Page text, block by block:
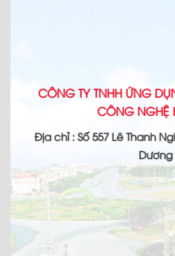
CÔNG TY TNHH ỨNG
CÔNG NGHỆ
Địa chỉ : Số 557 Lê Thanh
Dương